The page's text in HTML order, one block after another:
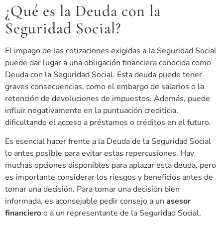
¿Qué es la Deuda con la
Seguridad Social?
El impago de las cotizaciones exigidas a la Seguridad Social
puede dar lugar a una obligación financiera conocida como
Deuda con la Seguridad Social. Esta deuda puede tener
graves consecuencias, como el embargo de salarios o la
retención de devoluciones de impuestos. Además, puede
influir negativamente en la puntuación crediticia,
dificultando el acceso a préstamos o créditos en el futuro.
Es esencial hacer frente a la Deuda de la Seguridad Social
lo antes posible para evitar estas repercusiones. Hay
muchas opciones disponibles para aplazar esta deuda, pero
es importante considerar los riesgos y beneficios antes de
tomar una decisión. Para tomar una decisión bien
informada, es aconsejable pedir consejo a un asesor
financieroo a un representante de la Seguridad Social.